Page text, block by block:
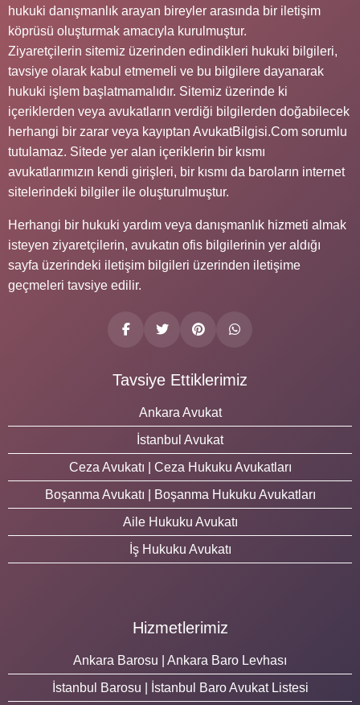
hukuki danışmanlık arayan bireyler arasında bir iletişim
köprüsü oluşturmak amacıyla kurulmuştur.
Ziyaretçilerin sitemiz üzerinden edindikleri hukuki bilgileri,
tavsiye olarak kabul etmemeli ve bu bilgilere dayanarak
hukuki işlem başlatmamalıdır. Sitemiz üzerinde ki
içeriklerden veya avukatların verdiği bilgilerden doğabilecek
herhangi bir zarar veya kayıptan AvukatBilgisi.Com sorumlu
tutulamaz. Sitede yer alan içeriklerin bir kısmı
avukatlarımızın kendi girişleri, bir kısmı da baroların internet
sitelerindeki bilgiler ile oluşturulmuştur.
Herhangi bir hukuki yardım veya danışmanlık hizmeti almak
isteyen ziyaretçilerin, avukatın ofis bilgilerinin yer aldığı
sayfa üzerindeki iletişim bilgileri üzerinden iletişime
geçmeleri tavsiye edilir.
Tavsiye Ettiklerimiz
Ankara Avukat
İstanbul Avukat
Ceza Avukatı | Ceza Hukuku Avukatları
Boşanma Avukatı | Boşanma Hukuku Avukatları
Aile Hukuku Avukatı
İş Hukuku Avukatı
Hizmetlerimiz
Ankara Barosu | Ankara Baro Levhası
İstanbul Barosu | İstanbul Baro Avukat Listesi